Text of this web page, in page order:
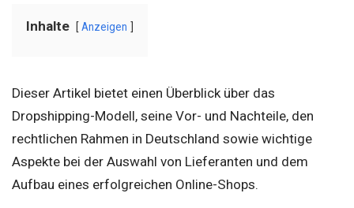
Inhalte Anzeigen
Dieser Artikel bietet einen Überblick über das
Dropshipping-Modell, seine Vor- und Nachteile, den
rechtlichen Rahmen in Deutschland sowie wichtige
Aspekte bei der Auswahl von Lieferanten und dem
Aufbau eines erfolgreichen Online-Shops.